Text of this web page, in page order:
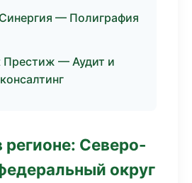
— Полиграфия
Престиж — Аудит и
регионе: Северо-
округ